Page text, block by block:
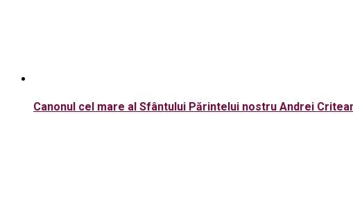
Canonul cel mare al Sfântului Părintelui nostru Andrei